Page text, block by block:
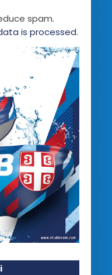
spam.
is processed.